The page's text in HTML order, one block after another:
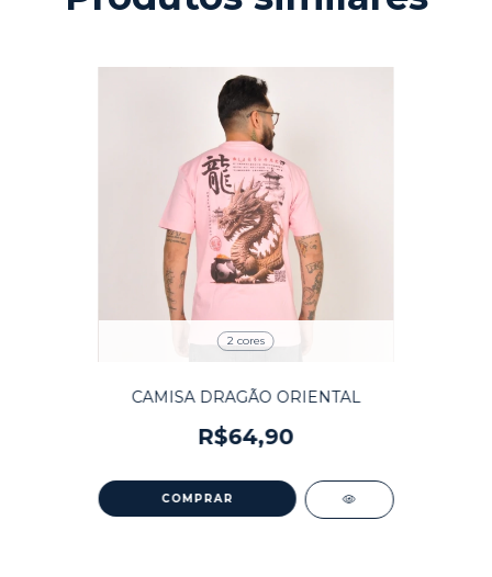
2 cores
CAMISA DRAGÃO ORIENTAL
R$64,90
COMPRAR